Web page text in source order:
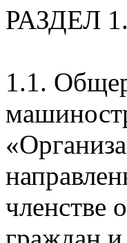
РАЗДЕЛ
1.1.
членстве